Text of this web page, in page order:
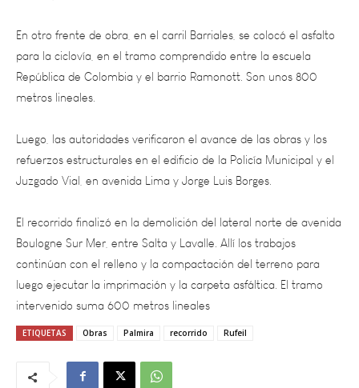
para la ciclovía, en el tramo comprendido entre la escuela
República de Colombia y el barrio Ramonott. Son unos 800
metros lineales.
Luego, las autoridades verificaron el avance de las obras y los
refuerzos estructurales en el edificio de la Policía Municipal y el
Juzgado Vial, en avenida Lima y Jorge Luis Borges.
El recorrido finalizó en la demolición del lateral norte de avenida
Boulogne Sur Mer, entre Salta y Lavalle. Allí los trabajos
continúan con el relleno y la compactación del terreno para
luego ejecutar la imprimación y la carpeta asfáltica. El tramo
intervenido suma 600 metros lineales
ETIQUETAS Obras Palmira recorrido Rufeil